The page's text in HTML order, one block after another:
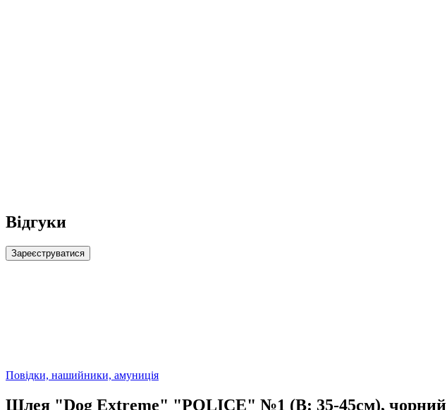
Відгуки
Зареєструватися
Повідки, нашийники, амуниція
Шлея "Dog Extremе" "POLICE" №1 (В: 35-45см), чорний